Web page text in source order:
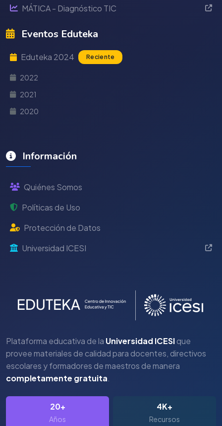
MÁTICA - Diagnóstico TIC
Eventos Eduteka
Eduteka 2024 Reciente
2022
2021
2020
Información
Quiénes Somos
Políticas de Uso
Protección de Datos
Universidad ICESI
Plataforma educativa de la Universidad ICESIque
provee materiales de calidad para docentes, directivos
escolares y formadores de maestros de manera
completamente gratuita.
20+
Años
4K+
Recursos